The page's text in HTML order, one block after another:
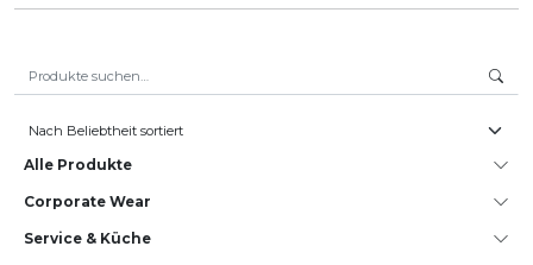
Alle Produkte
Corporate Wear
Service & Küche